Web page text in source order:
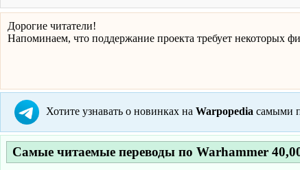
Дорогие читатели!
Напоминаем, что поддержание проекта требует некоторых
Хотите узнавать о новинках на Warpopedia самыми
Самые читаемые переводы по Warhammer